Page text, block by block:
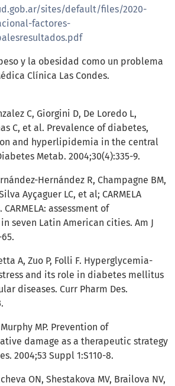
sites/default/files/2020-
factores-
y la obesidad como un problema
Clínica Las Condes.
C, Giorgini D, De Loredo L,
C, et al. Prevalence of diabetes,
and hyperlipidemia in the central
Metab. 2004;30(4):335-9.
Hernández R, Champagne BM,
Ayçaguer LC, et al; CARMELA
assessment of
seven Latin American cities. Am J
A, Zuo P, Folli F. Hyperglycemia-
and its role in diabetes mellitus
diseases. Curr Pharm Des.
MP. Prevention of
damage as a therapeutic strategy
2004;53 Suppl 1:S110-8.
ON, Shestakova MV, Brailova NV,